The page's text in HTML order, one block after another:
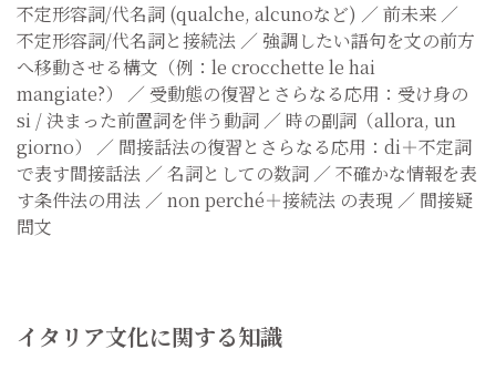
不定形容詞/代名詞 (qualche, alcunoなど) ／ 前未来 ／
不定形容詞/代名詞と接続法 ／ 強調したい語句を文の前方
へ移動させる構文（例：le crocchette le hai
mangiate?） ／ 受動態の復習とさらなる応用：受け身の
si /決まった前置詞を伴う動詞 ／ 時の副詞（allora, un
giorno） ／ 間接話法の復習とさらなる応用：di＋不定詞
で表す間接話法 ／ 名詞としての数詞 ／ 不確かな情報を表
す条件法の用法 ／ non perché＋接続法 の表現 ／ 間接疑
問文
イタリア文化に関する知識